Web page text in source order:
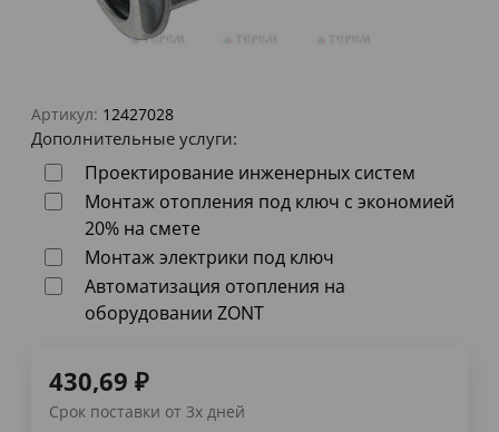
Артикул: 12427028
Дополнительные услуги:
Проектирование инженерных систем
Монтаж отопления под ключ с экономией
20% на смете
Монтаж электрики под ключ
Автоматизация отопления на
оборудовании ZONT
430,69 ₽
Срок поставки от 3х дней